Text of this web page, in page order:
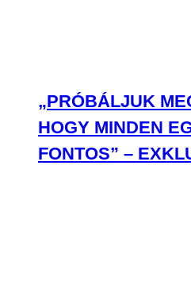
„PRÓBÁLJUK
HOGY MINDEN
FONTOS” –